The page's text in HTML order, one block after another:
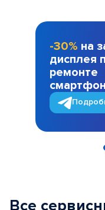
-30% на
дисплея
ремонте
Все